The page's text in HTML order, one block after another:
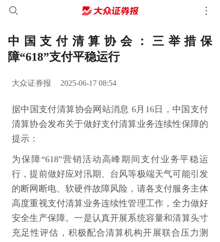
中国支付清算协会：三举措保
障“618”支付平稳运行
大众证券报 2025-06-17 08:54
据中国支付清算协会网站消息 6月16日，中国支付
清算协会发布关于做好支付清算业务连续性保障的
提示：
为保障“618”营销活动高峰期间支付业务平稳运
行，提前做好应对汛期、台风等极端天气可能引发
的断网断电、软硬件故障风险，请各支付服务主体
高度重视支付清算业务连续性管理工作，全力做好
安全生产保障。一是认真开展系统容量和清算头寸
充足性评估，积极配合清算机构开展联合压力测